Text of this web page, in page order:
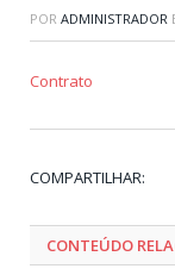
POR ADMINISTRADOR
Contrato
COMPARTILHAR:
CONTEÚDO